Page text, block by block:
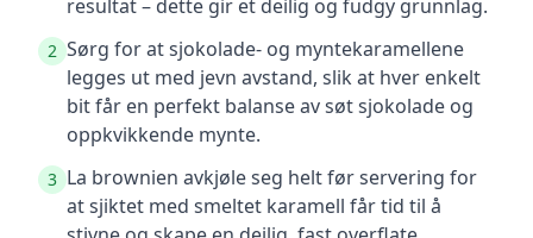
resultat – dette gir et deilig og fudgy grunnlag.
2 Sørg for at sjokolade- og myntekaramellene
legges ut med jevn avstand, slik at hver enkelt
bit får en perfekt balanse av søt sjokolade og
oppkvikkende mynte.
3 La brownien avkjøle seg helt før servering for
at sjiktet med smeltet karamell får tid til å